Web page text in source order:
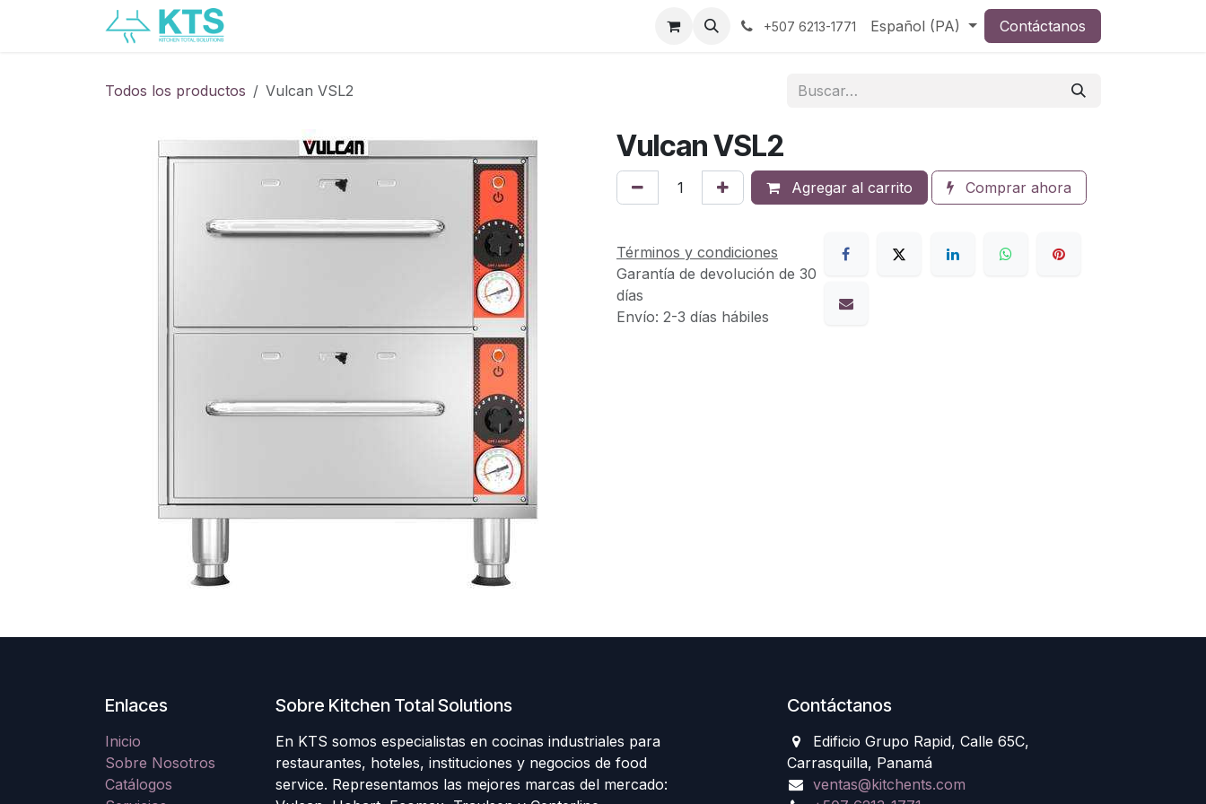
+507 6213-1771 Español (PA) Contáctanos
Todos los productos Vulcan VSL2
Vulcan VSL2
Agregar al carrito Comprar ahora
Términos y condiciones
Garantía de devolución de 30
días
Envío: 2-3 días hábiles
Enlaces
Inicio
Sobre Nosotros
Catálogos
Sobre Kitchen Total Solutions
En KTS somos especialistas en cocinas industriales para
restaurantes, hoteles, instituciones y negocios de food
service. Representamos las mejores marcas del mercado:
Contáctanos
Edificio Grupo Rapid, Calle 65C,
Carrasquilla, Panamá
ventas@kitchents.com